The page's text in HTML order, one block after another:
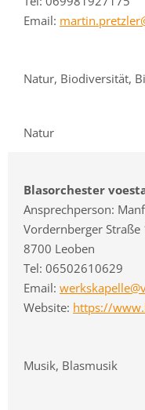
Email:
Natur, Biodiversität,
Natur
Blasorchester
Ansprechperson:
Vordernberger Straße
8700 Leoben
Tel: 06502610629
Email:
Website: https://
Musik, Blasmusik